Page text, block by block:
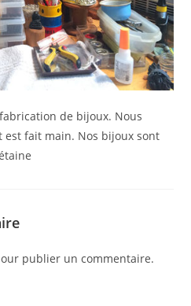
de bijoux. Nous
est fait main. Nos bijoux sont
publier un commentaire.